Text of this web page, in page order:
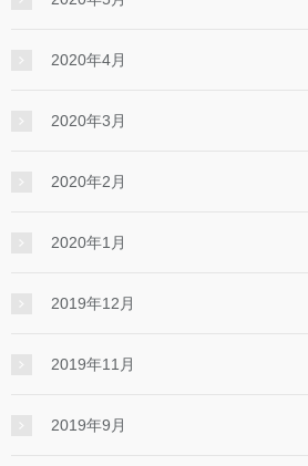
2020年4月
2020年3月
2020年2月
2020年1月
2019年12月
2019年11月
2019年9月